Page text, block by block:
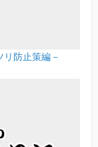
リ防止策編－